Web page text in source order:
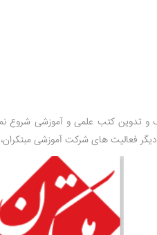
فعالیت های شرکت آموزشی